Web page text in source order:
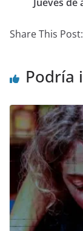
Share This Post:
Podría